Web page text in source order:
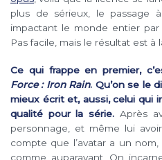
plus de sérieux, le passage
impactant le monde entier par
Pas facile, mais le résultat est à
Ce qui frappe en premier,
Force : Iron Rain. Qu’on se le
mieux écrit et, aussi, celui qui
qualité pour la série. Après
personnage, et même lui
compte que l’avatar a un
comme auparavant. On